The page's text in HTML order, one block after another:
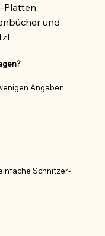
Platten,
und
Angaben
Schnitzer-